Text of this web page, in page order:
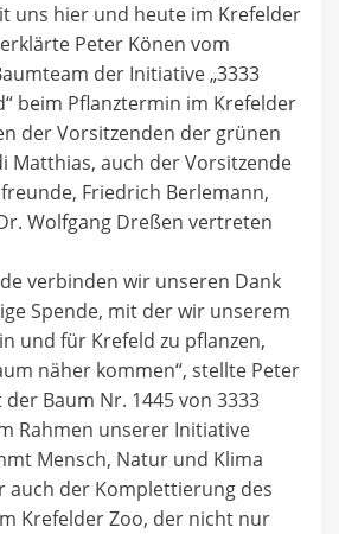
uns hier und heute im Krefelder
Peter Könen vom
der Initiative „3333
beim Pflanztermin im Krefelder
der Vorsitzenden der grünen
Matthias, auch der Vorsitzende
Friedrich Berlemann,
Wolfgang Dreßen vertreten
verbinden wir unseren Dank
Spende, mit der wir unserem
und für Krefeld zu pflanzen,
näher kommen“, stellte Peter
der Baum Nr. 1445 von 3333
Rahmen unserer Initiative
Mensch, Natur und Klima
auch der Komplettierung des
Krefelder Zoo, der nicht nur